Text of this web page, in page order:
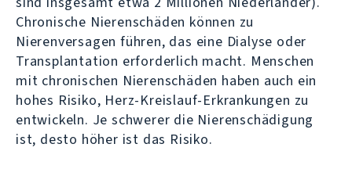
Chronische Nierenschäden können zu
Nierenversagen führen, das eine Dialyse oder
Transplantation erforderlich macht. Menschen
mit chronischen Nierenschäden haben auch ein
hohes Risiko, Herz-Kreislauf-Erkrankungen zu
entwickeln. Je schwerer die Nierenschädigung
ist, desto höher ist das Risiko.